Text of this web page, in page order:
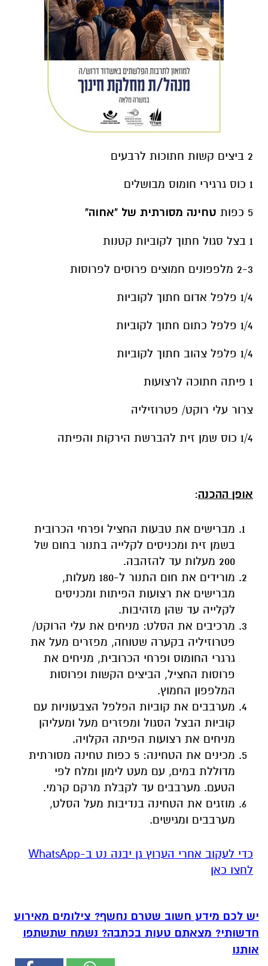
2 ביצים קשות חתוכות לרבעים
1 כוס גרגירי חומוס מבושלים
5 כפות טחינה מסורתית של "אחוה"
1 בצל סגול חתוך לקוביות קטנות
2-3 מלפפונים חמוצים פרוסים לפרוסות
1/4 פלפל אדום חתוך לקוביות
1/4 פלפל כתום חתוך לקוביות
1/4 פלפל צהוב חתוך לקוביות
1 פיתה חתוכה לרצועות
צרור עלי רוקט/ פטרוזיליה
1/4 כוס שמן זית להברשת הירקות והפיתה
אופן ההכנה:
מברישים את טבעות החציל ופרחי הכרובית
בשמן זית ומכניסים לקלייה בתנור בחום של
200 מעלות עד להזהבה.
מורידים את חום התנור ל-180 מעלות,
מברישים את רצועות הפיתות ומכניסים
לקלייה עד שהן מזהיבות.
מרכיבים את הסלט: מניחים את עלי הרוקט/
פטרוזיליה בקערה שטוחה, מפזרים מעל את
גרגרי החומוס ופרחי הכרובית, מניחים את
פרוסות החציל, הביצים הקשות ופרוסות
המלפפון החמוץ.
מערבבים את קוביות הפלפל הצבעוניות עם
קוביות הבצל הסגול ומפזרים מעל ומעליהן
מניחים את רצועות הפיתה הקלויה.
מכינים את הטחינה: 5 כפות טחינה מסורתית
מדוללת במים, עם מעט לימון ומלח לפי
הטעם. מערבבים עד לקבלת מרקם קרמי.
מוזגים את הטחינה בנדיבות מעל הסלט,
מערבבים ומגישים.
‏כדי לעקוב אחרי הערוץ גן יבנה נט ב-WhatsApp
לחצו כאן
יש לכם מידע חשוב שטרם נחשף? צילומים מאירוע
חדשותי? מצאתם טעות בכתבה? נשמח שתשתפו
אותנו